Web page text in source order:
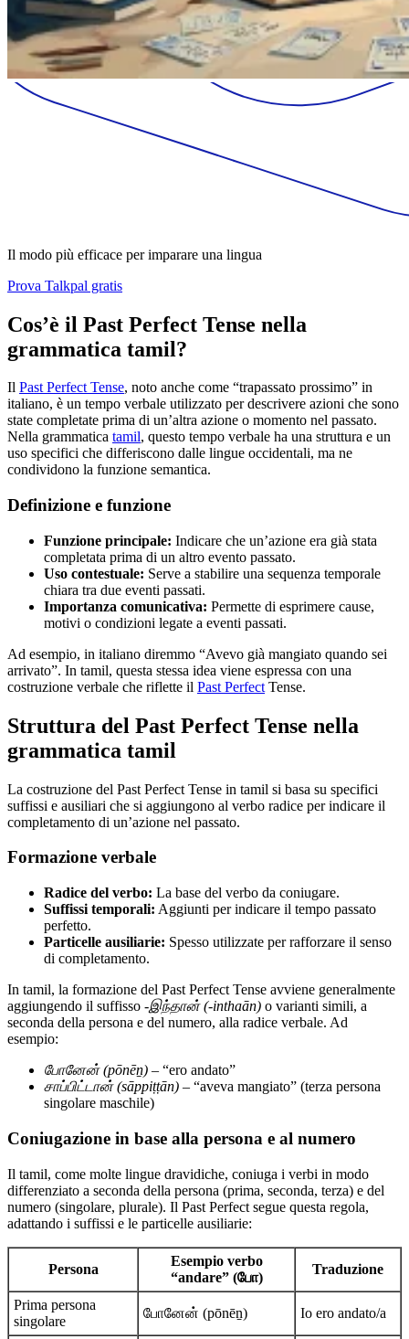
Il modo più efficace per imparare una lingua
Prova Talkpal gratis
Cos’è il Past Perfect Tense nella
grammatica tamil?
Il Past Perfect Tense, noto anche come “trapassato prossimo” in
italiano, è un tempo verbale utilizzato per descrivere azioni che sono
state completate prima di un’altra azione o momento nel passato.
Nella grammatica tamil, questo tempo verbale ha una struttura e un
uso specifici che differiscono dalle lingue occidentali, ma ne
condividono la funzione semantica.
Definizione e funzione
Funzione principale: Indicare che un’azione era già stata
completata prima di un altro evento passato.
Uso contestuale: Serve a stabilire una sequenza temporale
chiara tra due eventi passati.
Importanza comunicativa: Permette di esprimere cause,
motivi o condizioni legate a eventi passati.
Ad esempio, in italiano diremmo “Avevo già mangiato quando sei
arrivato”. In tamil, questa stessa idea viene espressa con una
costruzione verbale che riflette il Past Perfect Tense.
Struttura del Past Perfect Tense nella
grammatica tamil
La costruzione del Past Perfect Tense in tamil si basa su specifici
suffissi e ausiliari che si aggiungono al verbo radice per indicare il
completamento di un’azione nel passato.
Formazione verbale
Radice del verbo: La base del verbo da coniugare.
Suffissi temporali: Aggiunti per indicare il tempo passato
perfetto.
Particelle ausiliarie: Spesso utilizzate per rafforzare il senso
di completamento.
In tamil, la formazione del Past Perfect Tense avviene generalmente
aggiungendo il suffisso -இந்தான் (-inthaān) o varianti simili, a
seconda della persona e del numero, alla radice verbale. Ad
esempio:
போனேன் (pōnēṉ) – “ero andato”
சாப்பிட்டான் (sāppiṭṭān) – “aveva mangiato” (terza persona
singolare maschile)
Coniugazione in base alla persona e al numero
Il tamil, come molte lingue dravidiche, coniuga i verbi in modo
differenziato a seconda della persona (prima, seconda, terza) e del
numero (singolare, plurale). Il Past Perfect segue questa regola,
adattando i suffissi e le particelle ausiliarie:
Persona
Esempio verbo
“andare” (போ)
Traduzione
Prima persona
singolare
போனேன் (pōnēṉ) Io ero andato/a